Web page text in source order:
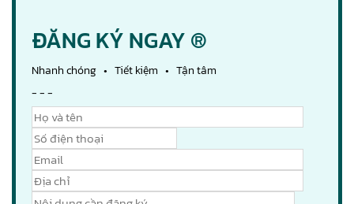
ĐĂNG KÝ NGAY ®
Nhanh chóng • Tiết kiệm • Tận tâm
- - -